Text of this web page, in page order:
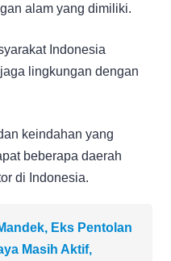
alam yang dimiliki.
Indonesia
lingkungan dengan
keindahan yang
beberapa daerah
di Indonesia.
Eks Pentolan
Masih Aktif,